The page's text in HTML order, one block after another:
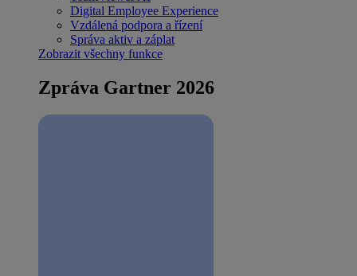
Digital Employee Experience
Vzdálená podpora a řízení
Správa aktiv a záplat
Zobrazit všechny funkce
Zpráva Gartner 2026